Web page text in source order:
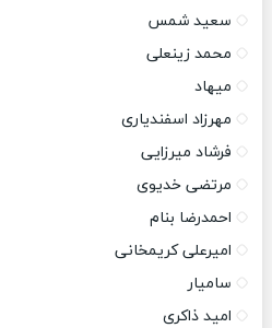
سعید شمس
محمد زینعلی
میهاد
مهرزاد اسفندیاری
فرشاد میرزایی
مرتضی خدیوی
احمدرضا بنام
امیرعلی کریمخانی
سامیار
امید ذاکری